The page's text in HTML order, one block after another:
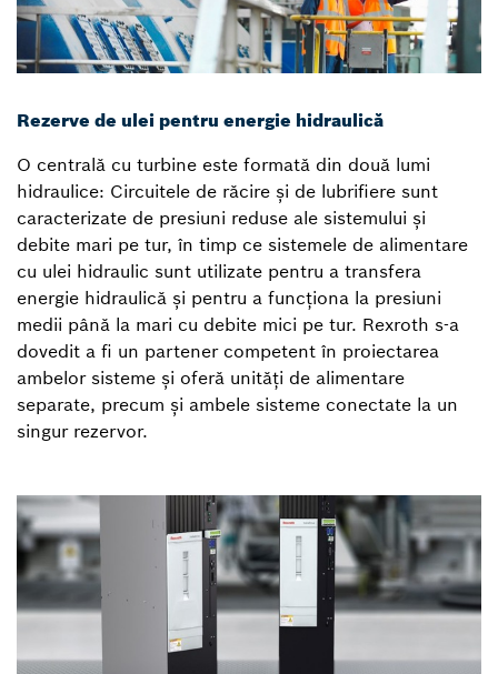
Rezerve de ulei pentru energie hidraulică
O centrală cu turbine este formată din două lumi
hidraulice: Circuitele de răcire și de lubrifiere sunt
caracterizate de presiuni reduse ale sistemului și
debite mari pe tur, în timp ce sistemele de alimentare
cu ulei hidraulic sunt utilizate pentru a transfera
energie hidraulică și pentru a funcționa la presiuni
medii până la mari cu debite mici pe tur. Rexroth s-a
dovedit a fi un partener competent în proiectarea
ambelor sisteme și oferă unități de alimentare
separate, precum și ambele sisteme conectate la un
singur rezervor.